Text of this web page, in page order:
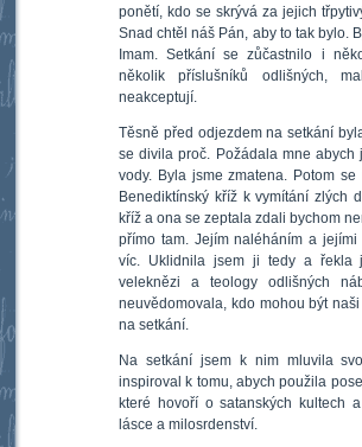
ponětí, kdo se skrývá za jejich
Snad chtěl náš Pán, aby to tak bylo.
Imam. Setkání se zůčastnilo i
několik příslušníků odlišných,
neakceptují.
Těsně před odjezdem na setkání
se divila proč. Požádala mne
vody. Byla jsme zmatena. Potom
Benediktínský kříž k vymítání zlých
kříž a ona se zeptala zdali bychom
přímo tam. Jejím naléháním a
víc. Uklidnila jsem ji tedy a řekla
veleknězi a teology odlišných
neuvědomovala, kdo mohou být
na setkání.
Na setkání jsem k nim mluvila
inspiroval k tomu, abych použila
které hovoří o satanských kultech
lásce a milosrdenství.